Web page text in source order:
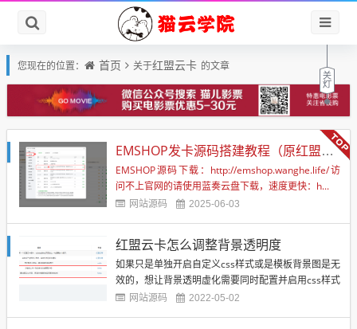
您现在的位置： 首页 关于红盟云卡 的文章
EMSHOP发卡源码搭建教程（原红盟云卡）
EMSHOP源码下载：http://emshop.wanghe.life/访
问不上官网的请使用蓝奏云盘下载，速度更快：h...
网站源码
2025-06-03
红盟云卡怎么调整背景透明度
如果只是单独开启自定义css样式或是模板背景图是无
效的，想让背景透明虚化需要同时配置并启用css样式
和上传背景图才会生效，透明代码如下将以下代码复
网站源码 2022-05-02